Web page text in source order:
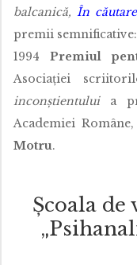
balcanică, În
premii semnificative:
1994Premiul
Asociației
inconștientuluia
Academiei Române,
Motru.
Școala de